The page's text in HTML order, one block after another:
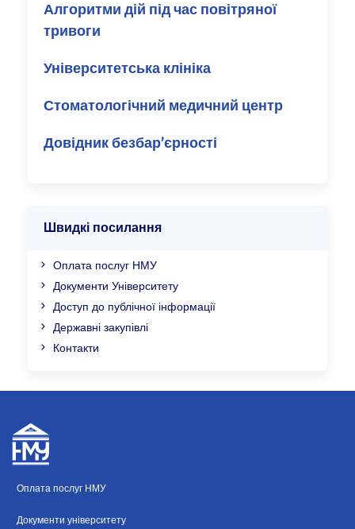
Алгоритми дій під час повітряної
тривоги
Університетська клініка
Стоматологічний медичний центр
Довідник безбар’єрності
Швидкі посилання
Оплата послуг НМУ
Документи Університету
Доступ до публічної інформації
Державні закупівлі
Контакти
Оплата послуг НМУ
Документи університету